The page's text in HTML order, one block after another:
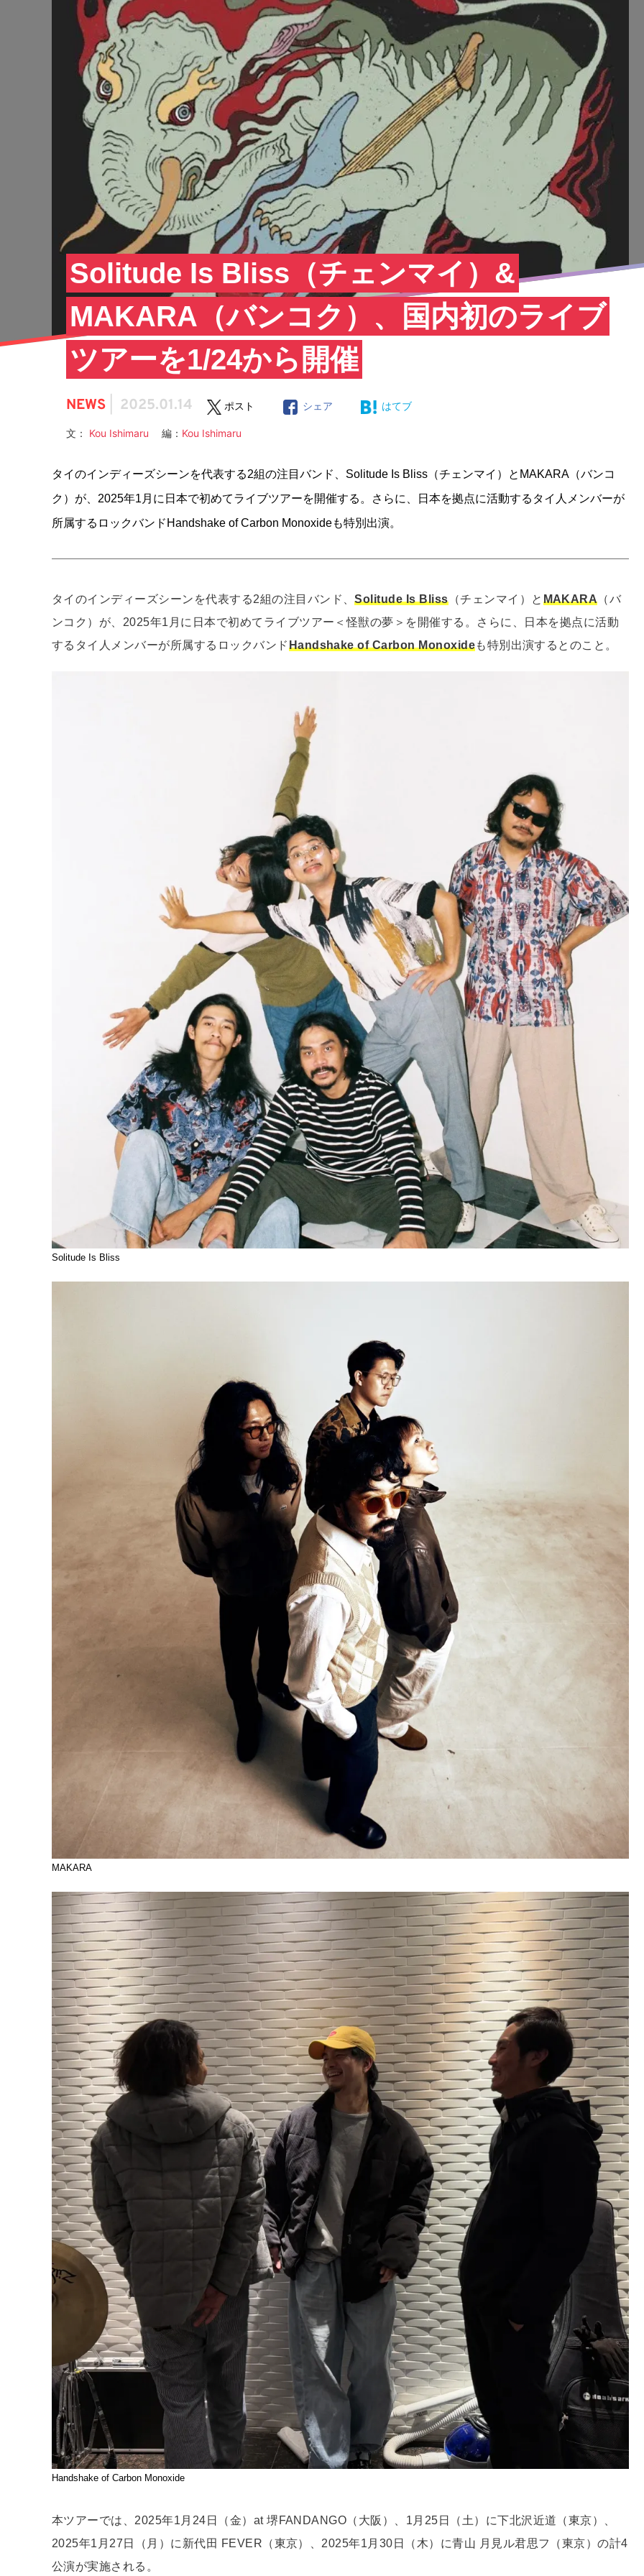
Solitude Is Bliss（チェンマイ）&
MAKARA（バンコク）、国内初のライブ
ツアーを1/24から開催
NEWS 2025.01.14 ポスト シェア はてブ
文： Kou Ishimaru 編： Kou Ishimaru
タイのインディーズシーンを代表する2組の注目バンド、Solitude Is Bliss（チェンマイ）とMAKARA（バンコ
ク）が、2025年1月に日本で初めてライブツアーを開催する。さらに、日本を拠点に活動するタイ人メンバーが
所属するロックバンドHandshake of Carbon Monoxideも特別出演。
タイのインディーズシーンを代表する2組の注目バンド、Solitude Is Bliss（チェンマイ）と MAKARA （バ
ンコク）が、2025年1月に日本で初めてライブツアー＜怪獣の夢＞を開催する。さらに、日本を拠点に活動
するタイ人メンバーが所属するロックバンドHandshake of Carbon Monoxideも特別出演するとのこと。
Solitude Is Bliss
MAKARA
Handshake of Carbon Monoxide
本ツアーでは、2025年1月24日（金）at 堺FANDANGO（大阪）、1月25日（土）に下北沢近道（東京）、
2025年1月27日（月）に新代田 FEVER（東京）、2025年1月30日（木）に青山 月見ル君思フ（東京）の計4
公演が実施される。